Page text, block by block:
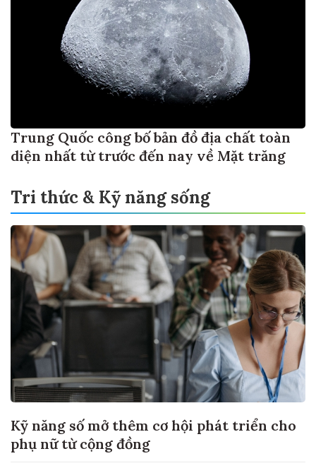
Trung Quốc công bố bản đồ địa chất toàn
diện nhất từ trước đến nay về Mặt trăng
Tri thức & Kỹ năng sống
Kỹ năng số mở thêm cơ hội phát triển cho
phụ nữ từ cộng đồng